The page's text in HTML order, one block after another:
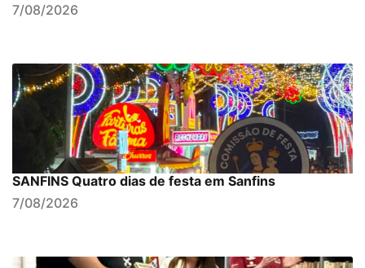
7/08/2026
SANFINS Quatro dias de festa em Sanfins
7/08/2026